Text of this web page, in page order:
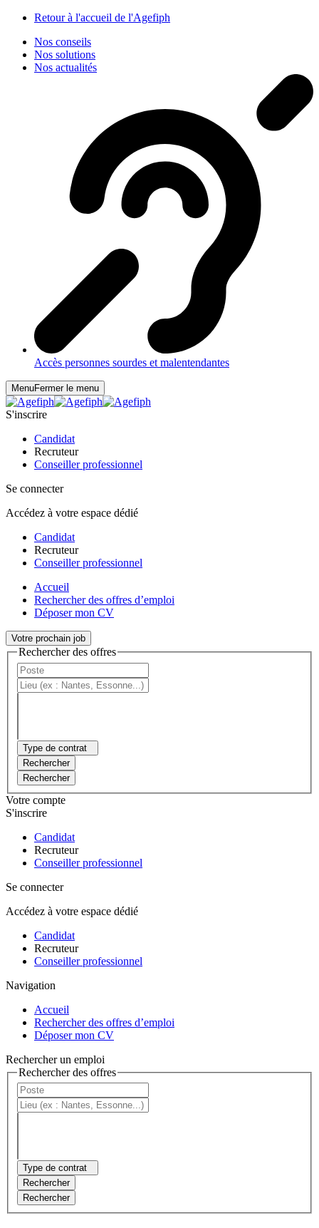
Retour à l'accueil de l'Agefiph
Nos conseils
Nos solutions
Nos actualités
Accès personnes sourdes et malentendantes
MenuFermer le menu
S'inscrire
Candidat
Recruteur
Conseiller professionnel
Se connecter
Accédez à votre espace dédié
Candidat
Recruteur
Conseiller professionnel
Accueil
Rechercher des offres d’emploi
Déposer mon CV
Votre prochain job
Rechercher des offres
Type de contrat
Rechercher
Rechercher
Votre compte
S'inscrire
Candidat
Recruteur
Conseiller professionnel
Se connecter
Accédez à votre espace dédié
Candidat
Recruteur
Conseiller professionnel
Navigation
Accueil
Rechercher des offres d’emploi
Déposer mon CV
Rechercher un emploi
Rechercher des offres
Type de contrat
Rechercher
Rechercher